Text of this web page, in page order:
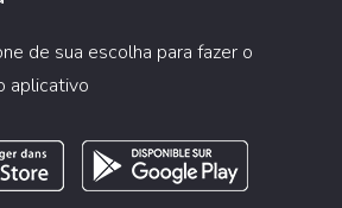
de sua escolha para fazer o
aplicativo